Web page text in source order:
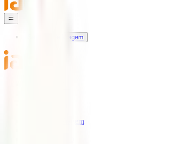
Seguros de Viagem
Seguros de Viagem